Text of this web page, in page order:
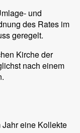
und
des Rates im
geregelt.
Kirche der
nach einem
eine Kollekte